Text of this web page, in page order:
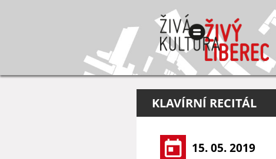
KLAVÍRNÍ RECITÁL
15. 05. 2019